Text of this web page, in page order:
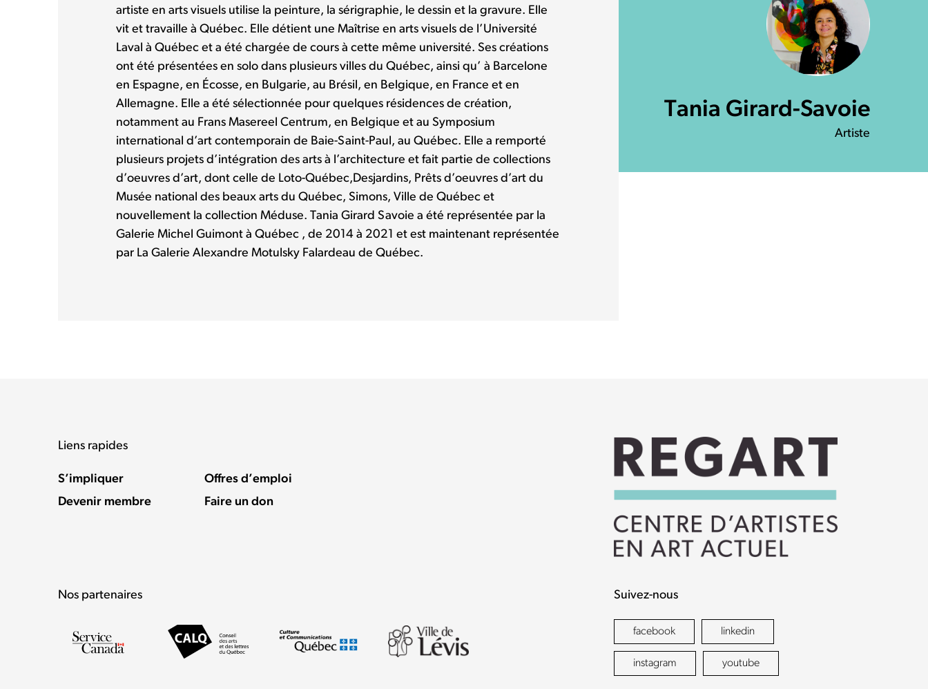
Tania Girard-Savoie
Artiste
artiste en arts visuels utilise la peinture, la sérigraphie, le dessin et la gravure. Elle
vit et travaille à Québec. Elle détient une Maîtrise en arts visuels de l’Université
Laval à Québec et a été chargée de cours à cette même université. Ses créations
ont été présentées en solo dans plusieurs villes du Québec, ainsi qu’ à Barcelone
en Espagne, en Écosse, en Bulgarie, au Brésil, en Belgique, en France et en
Allemagne. Elle a été sélectionnée pour quelques résidences de création,
notamment au Frans Masereel Centrum, en Belgique et au Symposium
international d’art contemporain de Baie-Saint-Paul, au Québec. Elle a remporté
plusieurs projets d’intégration des arts à l’architecture et fait partie de collections
d’oeuvres d’art, dont celle de Loto-Québec,Desjardins, Prêts d’oeuvres d’art du
Musée national des beaux arts du Québec, Simons, Ville de Québec et
nouvellement la collection Méduse. Tania Girard Savoie a été représentée par la
Galerie Michel Guimont à Québec , de 2014 à 2021 et est maintenant représentée
par La Galerie Alexandre Motulsky Falardeau de Québec.
Liens rapides
S’impliquer
Devenir membre
Offres d’emploi
Faire un don
Nos partenaires Suivez-nous
facebook linkedin
instagram youtube